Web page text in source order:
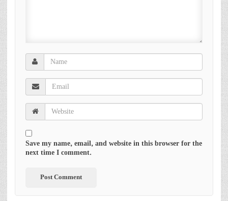
Save my name, email, and website in this browser for the
next time I comment.